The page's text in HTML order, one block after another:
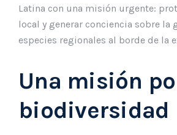
Latina con una misión urgente:
local y generar conciencia sobre la
especies regionales al borde de la
Una misión
biodiversidad